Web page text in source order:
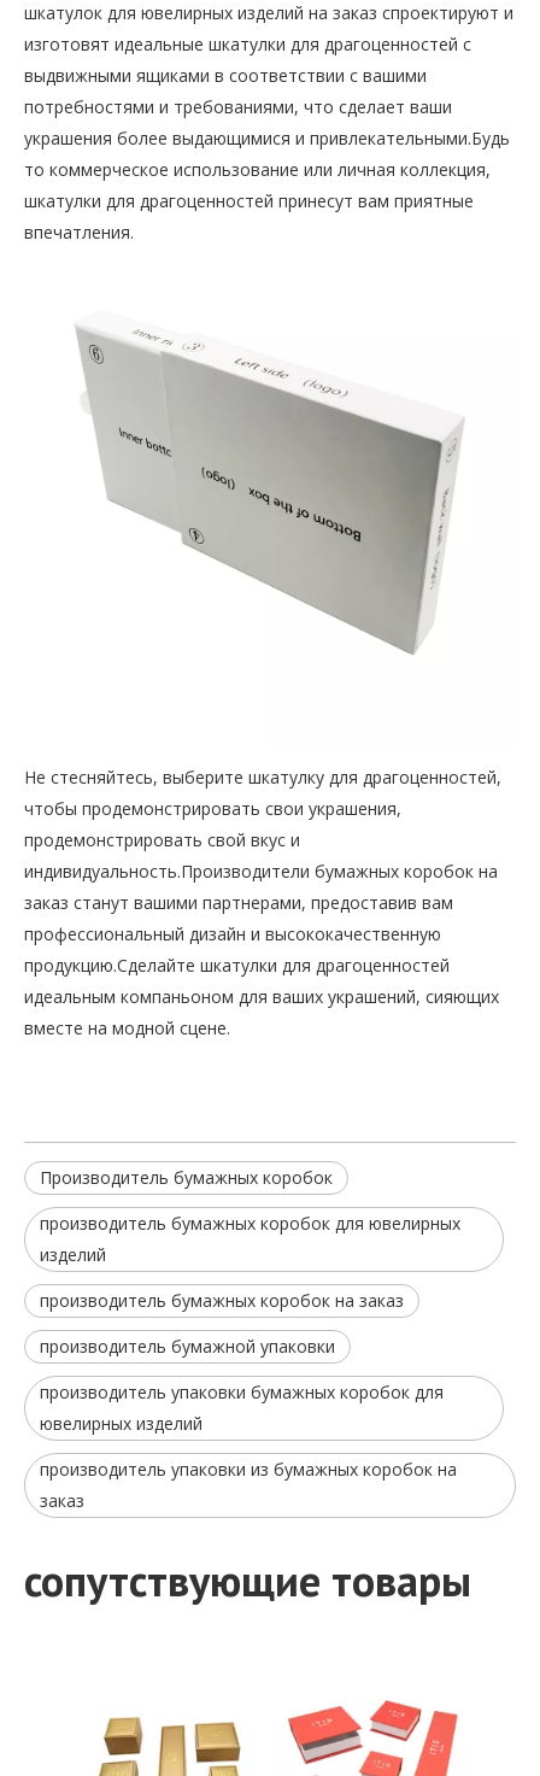
шкатулок для ювелирных изделий на заказ спроектируют и
изготовят идеальные шкатулки для драгоценностей с
выдвижными ящиками в соответствии с вашими
потребностями и требованиями, что сделает ваши
украшения более выдающимися и привлекательными.Будь
то коммерческое использование или личная коллекция,
шкатулки для драгоценностей принесут вам приятные
впечатления.
Не стесняйтесь, выберите шкатулку для драгоценностей,
чтобы продемонстрировать свои украшения,
продемонстрировать свой вкус и
индивидуальность.Производители бумажных коробок на
заказ станут вашими партнерами, предоставив вам
профессиональный дизайн и высококачественную
продукцию.Сделайте шкатулки для драгоценностей
идеальным компаньоном для ваших украшений, сияющих
вместе на модной сцене.
Производитель бумажных коробок
производитель бумажных коробок для ювелирных
изделий
производитель бумажных коробок на заказ
производитель бумажной упаковки
производитель упаковки бумажных коробок для
ювелирных изделий
производитель упаковки из бумажных коробок на
заказ
сопутствующие товары
Запрос цены Запрос цены